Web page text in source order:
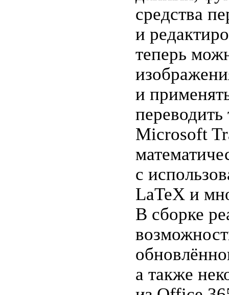
средства
и
теперь
и
Microsoft
с
LaTeX и
В сборке
а также